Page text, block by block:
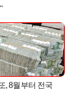
, 8월부터 전국